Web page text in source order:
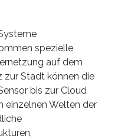
spezielle
auf dem
zur Stadt können die
bis zur Cloud
einzelnen Welten der